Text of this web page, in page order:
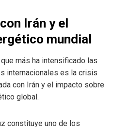
Irán y el
mundial
más ha intensificado las
internacionales es la crisis
con Irán y el impacto sobre
global.
constituye uno de los